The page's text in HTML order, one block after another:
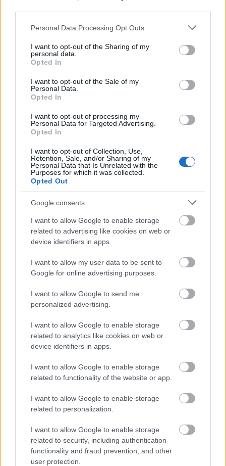
Please note that this website/app uses one or more Google
not limited to your visit or usage behaviour. You may click to
grant or deny consent to Google and its third-party tags to
use your data for below specified purposes in below Google
consent section.
Personal Data Processing Opt Outs
I want to opt-out of the Sharing of my
personal data.
Opted In
I want to opt-out of the Sale of my
Personal Data.
Opted In
I want to opt-out of processing my
Personal Data for Targeted Advertising.
Opted In
I want to opt-out of Collection, Use,
Retention, Sale, and/or Sharing of my
Personal Data that Is Unrelated with the
Purposes for which it was collected.
Opted Out
Google consents
I want to allow Google to enable storage
related to advertising like cookies on web or
device identifiers in apps.
I want to allow my user data to be sent to
Google for online advertising purposes.
I want to allow Google to send me
personalized advertising.
I want to allow Google to enable storage
related to analytics like cookies on web or
device identifiers in apps.
I want to allow Google to enable storage
related to functionality of the website or app.
I want to allow Google to enable storage
related to personalization.
I want to allow Google to enable storage
related to security, including authentication
functionality and fraud prevention, and other
user protection.